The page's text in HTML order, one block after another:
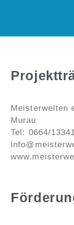
Meisterwelten
Murau
Tel: 0664/